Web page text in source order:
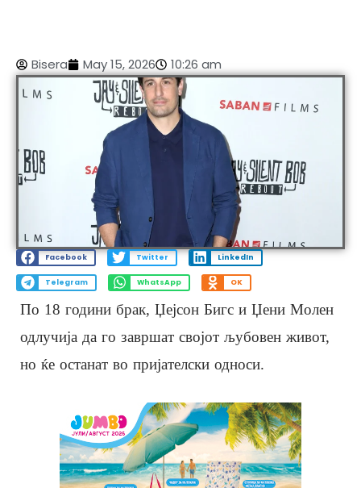
Bisera May 15, 2026 10:26 am
Facebook Twitter LinkedIn
Telegram WhatsApp OK
По 18 години брак, Џејсон Бигс и Џени Молен
одлучија да го завршат својот љубовен живот,
но ќе останат во пријателски односи.